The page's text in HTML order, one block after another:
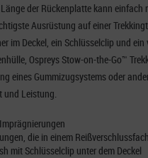
der Rückenplatte kann
Ausrüstung auf einer
Deckel, ein Schlüsselclip und
Ospreys Stow-on-the-Go™
Gummizugsystems oder
und Leistung.
die in einem
mit Schlüsselclip unter dem Deckel